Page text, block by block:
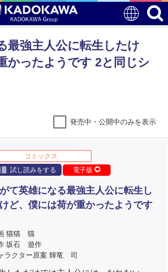
最強主人公に転生したけ
かったようです 2と同じシ
発売中・公開中のみを表示
コミックス
試し読みをする
電子版
て英雄になる最強主人公に転生し
ど、僕には荷が重かったようです
猫猫 猫
坂石 遊作
ラクター原案 輝竜 司